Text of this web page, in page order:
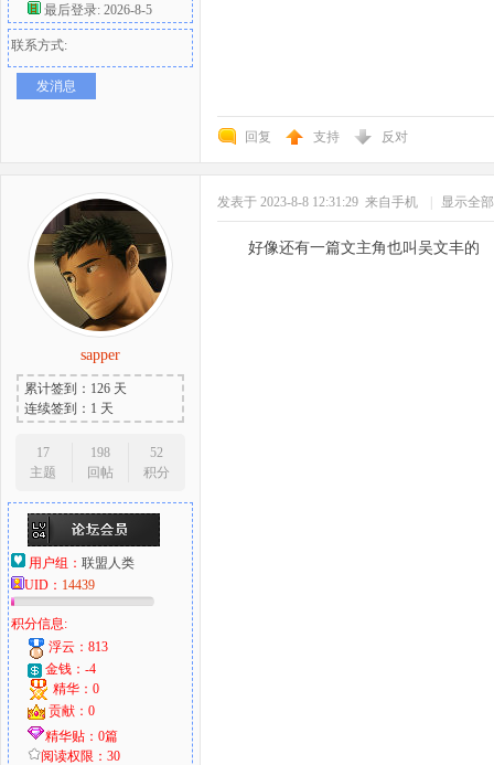
最后登录: 2026-8-5
联系方式:
发消息
回复 支持 反对
sapper
累计签到：126 天
连续签到：1 天
17
主题
198
回帖
52
积分
用户组： 联盟人类
UID： 14439
积分信息:
浮云：813
金钱：-4
精华：0
贡献：0
精华贴：0篇
阅读权限：30
发表于 2023-8-8 12:31:29 来自手机 显示全
好像还有一篇文主角也叫吴文丰的